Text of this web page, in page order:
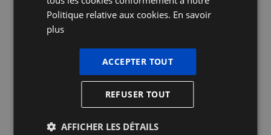
Nom de l'entreprise
Quel type d'entreprise avez-vous/voulez-vous créer?
Lieu où vous exercez vos activités*
Politique relative aux cookies. En savoir
plus
ACCEPTER TOUT
REFUSER TOUT
AFFICHER LES DÉTAILS